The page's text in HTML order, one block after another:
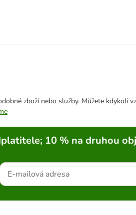
zboží nebo služby. Můžete kdykoli
10 % na druhou